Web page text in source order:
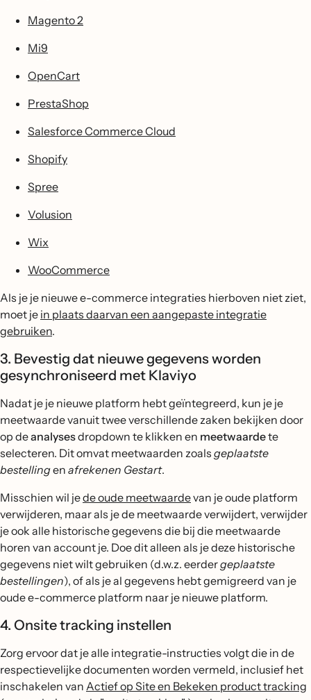
Magento 2
Mi9
OpenCart
PrestaShop
Salesforce Commerce Cloud
Shopify
Spree
Volusion
Wix
WooCommerce
Als je je nieuwe e-commerce integraties hierboven niet ziet,
moet je in plaats daarvan een aangepaste integratie
gebruiken.
3. Bevestig dat nieuwe gegevens worden
gesynchroniseerd met Klaviyo
Nadat je je nieuwe platform hebt geïntegreerd, kun je je
meetwaarde vanuit twee verschillende zaken bekijken door
op deanalysesdropdown te klikken en meetwaardete
selecteren. Dit omvat meetwaarden zoals geplaatste
bestellingen afrekenen Gestart.
Misschien wil jede oude meetwaardevan je oude platform
verwijderen, maar als je de meetwaarde verwijdert, verwijder
je ook alle historische gegevens die bij die meetwaarde
horen van account je. Doe dit alleen als je deze historische
gegevens niet wilt gebruiken (d.w.z. eerdergeplaatste
bestellingen), of als je al gegevens hebt gemigreerd van je
oude e-commerce platform naar je nieuwe platform.
4. Onsite tracking instellen
Zorg ervoor dat je alle integratie-instructies volgt die in de
respectievelijke documenten worden vermeld, inclusief het
inschakelen van Actief op Site en Bekeken product tracking